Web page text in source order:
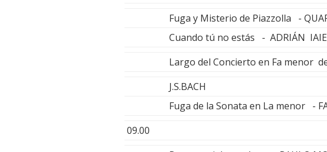
Fuga y Misterio de Piazzolla -
Cuando tú no estás - ADRIÁN
Largo del Concierto en Fa menor
J.S.BACH
Fuga de la Sonata en La menor -
09.00